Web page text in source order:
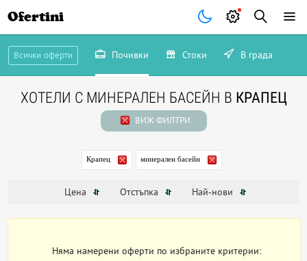
Ofertini
Всички оферти Почивки Стоки В града
ХОТЕЛИ С МИНЕРАЛЕН БАСЕЙН В КРАПЕЦ
ВИЖ ФИЛТРИ
Крапец минерален басейн
Цена Отстъпка Най-нови
Няма намерени оферти по избраните критерии: